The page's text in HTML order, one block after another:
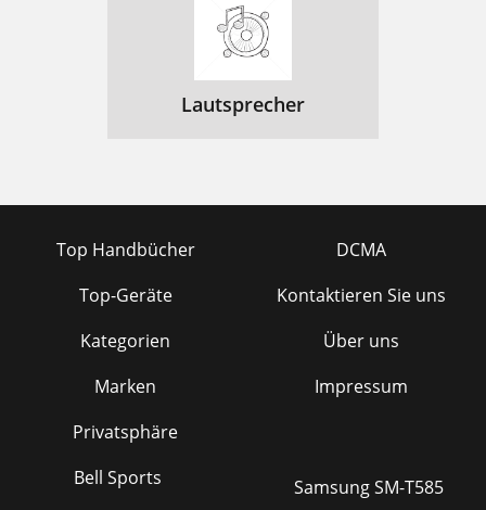
Lautsprecher
Top Handbücher
Top-Geräte
Kategorien
Marken
Privatsphäre
DCMA
Kontaktieren Sie uns
Über uns
Impressum
Bell Sports
Samsung SM-T585